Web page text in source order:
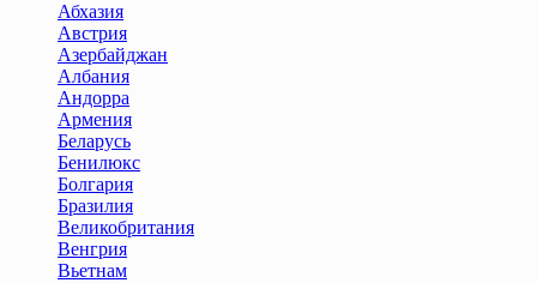
Абхазия
Австрия
Азербайджан
Албания
Андорра
Армения
Беларусь
Бенилюкс
Болгария
Бразилия
Великобритания
Венгрия
Вьетнам